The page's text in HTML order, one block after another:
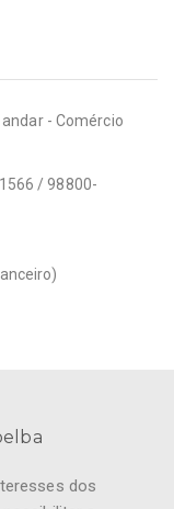
andar - Comércio
/ 98800-
dos